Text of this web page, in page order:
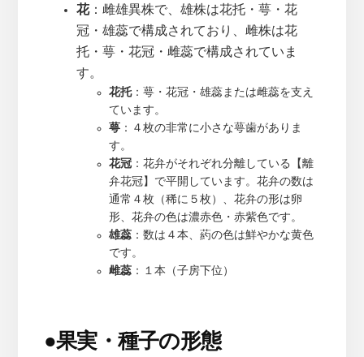
花：雌雄異株で、雄株は花托・萼・花
冠・雄蕊で構成されており、雌株は花
托・萼・花冠・雌蕊で構成されていま
す。
花托：萼・花冠・雄蕊または雌蕊を支え
ています。
萼：４枚の非常に小さな萼歯がありま
す。
花冠：花弁がそれぞれ分離している【離
弁花冠】で平開しています。花弁の数は
通常４枚（稀に５枚）、花弁の形は卵
形、花弁の色は濃赤色・赤紫色です。
雄蕊：数は４本、葯の色は鮮やかな黄色
です。
雌蕊：１本（子房下位）
●果実・種子の形態